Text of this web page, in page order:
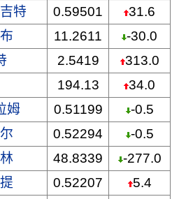
特 0.59501
31.6
11.2611
-30.0
2.5419
313.0
194.13
34.0
姆 0.51199
-0.5
0.52294
-0.5
48.8339
-277.0
0.52207
5.4